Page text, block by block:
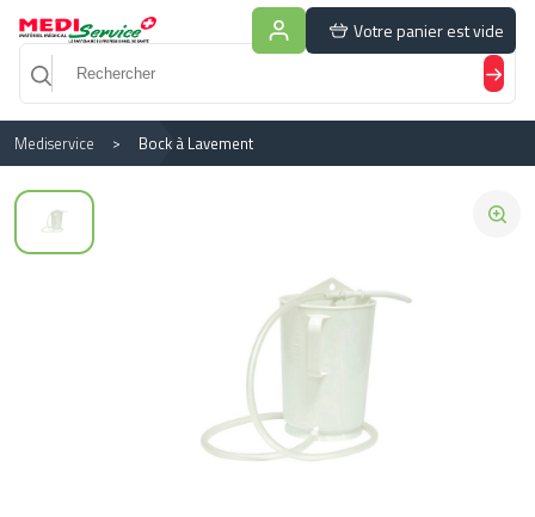
Votre panier est vide
Mediservice Bock à Lavement
Panneau de gestion des cookies